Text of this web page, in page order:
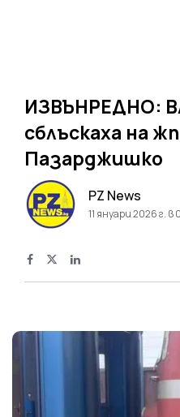
ИЗВЪНРЕДНО:
сблъскаха на
Пазарджишко
PZ News
11 януари 2026 г. в